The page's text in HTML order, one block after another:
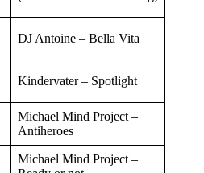
DJ Antoine – Bella Vita
Kindervater – Spotlight
Michael Mind Project –
Antiheroes
Michael Mind Project –